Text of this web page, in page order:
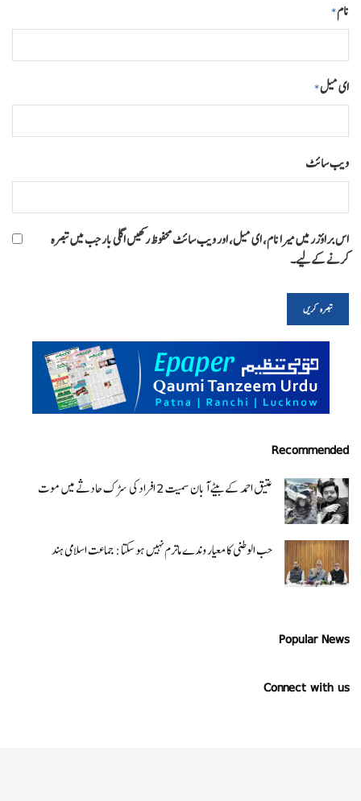
نام*
ای میل*
ویب‌ سائٹ
اس براؤزر میں میرا نام، ای میل، اور ویب سائٹ محفوظ رکھیں اگلی بار جب میں تبصرہ
کرنے کےلیے۔
Recommended
عتیق احمد کے بیٹے آبان سمیت 2 افراد کی سڑک حادثے میں موت
حب الوطنی کا معیار وندے ماترم نہیں ہو سکتا : جماعت اسلامی ہند
Popular News
Connect with us